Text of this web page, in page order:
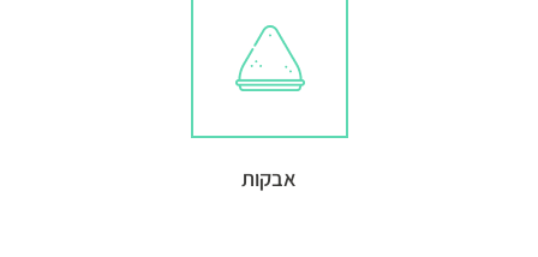
אבקות